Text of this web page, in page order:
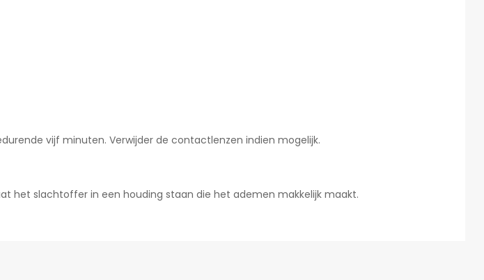
vijf minuten. Verwijder de contactlenzen indien mogelijk.
het slachtoffer in een houding staan die het ademen makkelijk maakt.